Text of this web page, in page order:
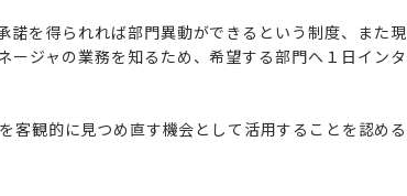
諾を得られれば部門異動ができるという制度、また現
ージャの業務を知るため、希望する部門へ１日インタ
観的に見つめ直す機会として活用することを認める